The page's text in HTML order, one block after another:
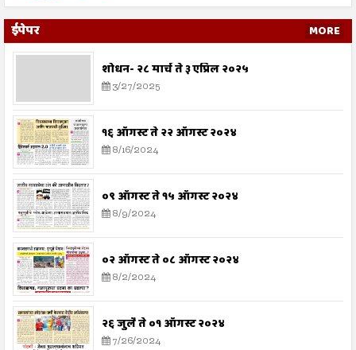
ईपेपर MORE
शोधन- २८ मार्च ते ३ एप्रिल २०२५
3/27/2025
१६ ऑगस्ट ते २२ ऑगस्ट २०२४
8/16/2024
०९ ऑगस्ट ते १५ ऑगस्ट २०२४
8/9/2024
०२ ऑगस्ट ते ०८ ऑगस्ट २०२४
8/2/2024
२६ जुलै ते ०१ ऑगस्ट २०२४
7/26/2024